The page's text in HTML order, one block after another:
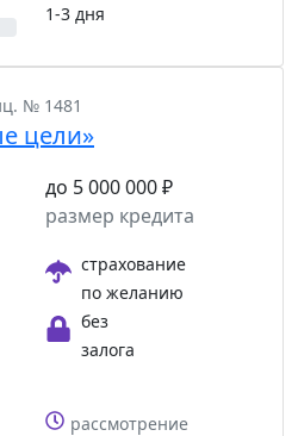
1-3 дня
№ 1481
цели»
до 5 000 000 ₽
размер кредита
страхование
по желанию
без
залога
рассмотрение